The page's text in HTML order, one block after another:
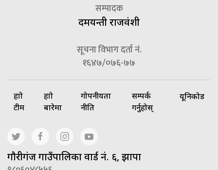
सम्पादक
दमयन्ती राजवंशी
सूचना विभाग दर्ता नं.
१६४७/०७६-७७
हाम्रो
टीम
हाम्रो
बारेमा
गोपनीयता
नीति
सम्पर्क
गर्नुहोस्
यूनिकोड
गाैरीगंज गाउँपालिका वार्ड नं. ६, झापा